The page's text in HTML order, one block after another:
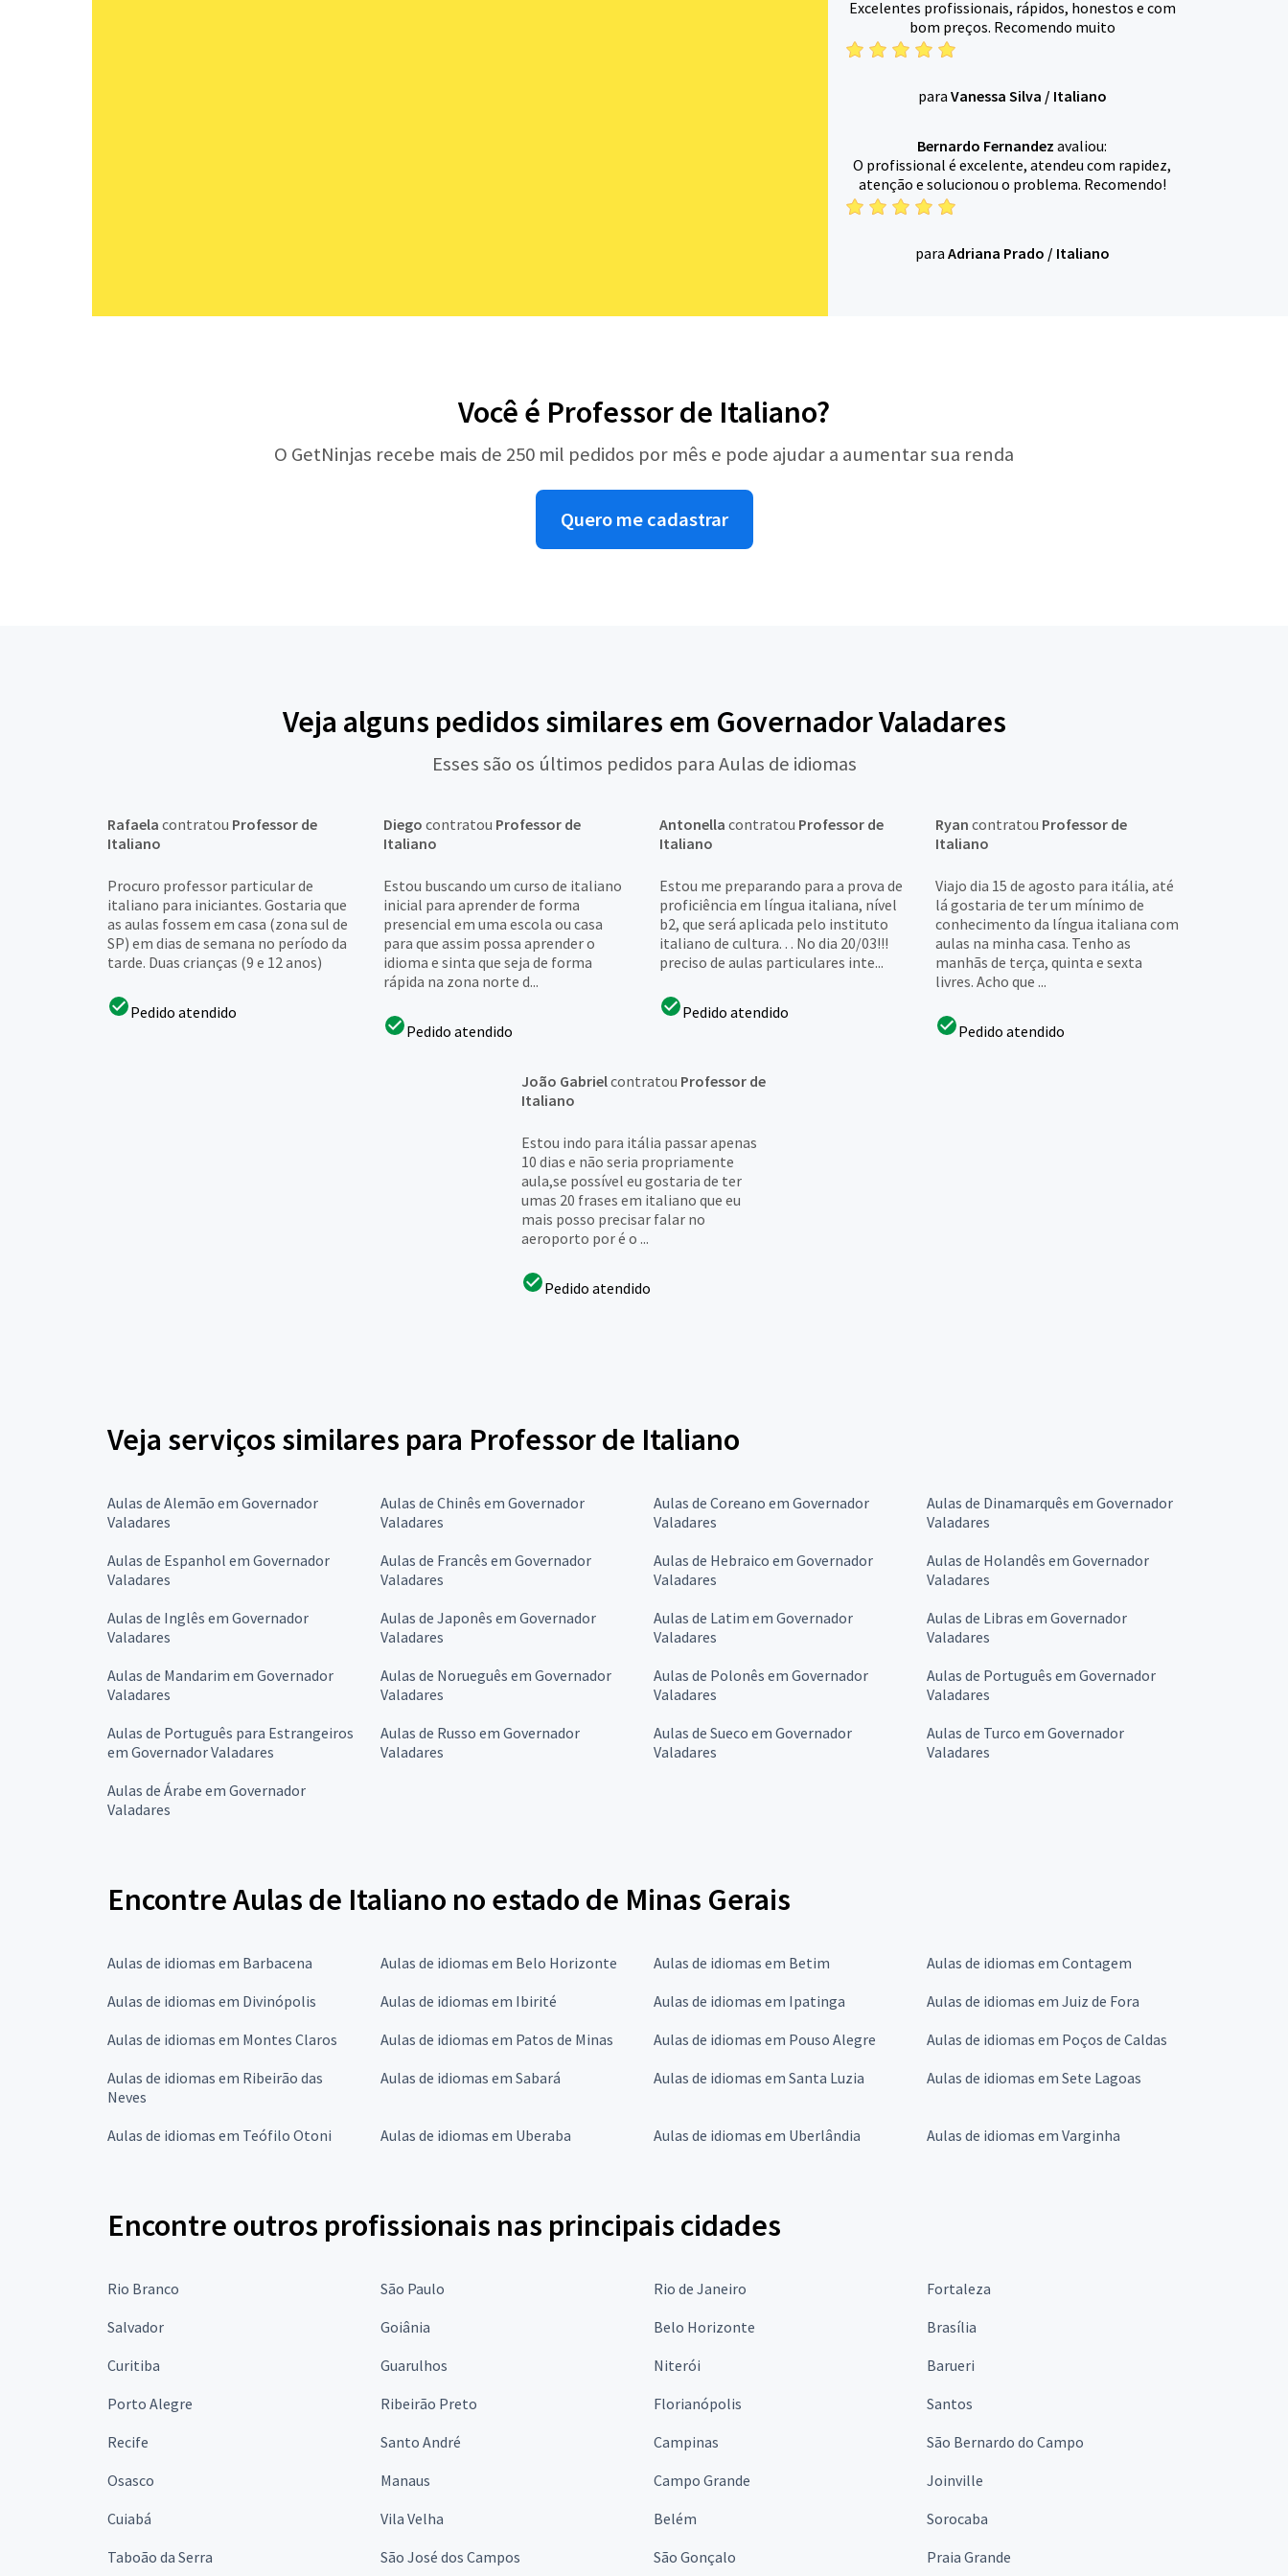
Excelentes profissionais, rápidos, honestos e com
bom preços. Recomendo muito
para Vanessa Silva / Italiano
Bernardo Fernandez avaliou:
O profissional é excelente, atendeu com rapidez,
atenção e solucionou o problema. Recomendo!
para Adriana Prado / Italiano
Você é Professor de Italiano?
O GetNinjas recebe mais de 250 mil pedidos por mês e pode ajudar a aumentar sua renda
Quero me cadastrar
Veja alguns pedidos similares em Governador Valadares
Esses são os últimos pedidos para Aulas de idiomas
Rafaela contratou Professor de
Italiano
Procuro professor particular de
italiano para iniciantes. Gostaria que
as aulas fossem em casa (zona sul de
SP) em dias de semana no período da
tarde. Duas crianças (9 e 12 anos)
Pedido atendido
Diego contratou Professor de
Italiano
Estou buscando um curso de italiano
inicial para aprender de forma
presencial em uma escola ou casa
para que assim possa aprender o
idioma e sinta que seja de forma
rápida na zona norte d...
Pedido atendido
Antonella contratou Professor de
Italiano
Estou me preparando para a prova de
proficiência em língua italiana, nível
b2, que será aplicada pelo instituto
italiano de cultura. . . No dia 20/03!!!
preciso de aulas particulares inte...
Pedido atendido
Ryan contratou Professor de
Italiano
Viajo dia 15 de agosto para itália, até
lá gostaria de ter um mínimo de
conhecimento da língua italiana com
aulas na minha casa. Tenho as
manhãs de terça, quinta e sexta
livres. Acho que ...
Pedido atendido
João Gabrielcontratou Professor de
Italiano
Estou indo para itália passar apenas
10 dias e não seria propriamente
aula,se possível eu gostaria de ter
umas 20 frases em italiano que eu
mais posso precisar falar no
aeroporto por é o ...
Pedido atendido
Veja serviços similares para Professor de Italiano
Aulas de Alemão em Governador
Valadares
Aulas de Chinês em Governador
Valadares
Aulas de Coreano em Governador
Valadares
Aulas de Dinamarquês em Governador
Valadares
Aulas de Espanhol em Governador
Valadares
Aulas de Francês em Governador
Valadares
Aulas de Hebraico em Governador
Valadares
Aulas de Holandês em Governador
Valadares
Aulas de Inglês em Governador
Valadares
Aulas de Japonês em Governador
Valadares
Aulas de Latim em Governador
Valadares
Aulas de Libras em Governador
Valadares
Aulas de Mandarim em Governador
Valadares
Aulas de Norueguês em Governador
Valadares
Aulas de Polonês em Governador
Valadares
Aulas de Português em Governador
Valadares
Aulas de Português para Estrangeiros
em Governador Valadares
Aulas de Russo em Governador
Valadares
Aulas de Sueco em Governador
Valadares
Aulas de Turco em Governador
Valadares
Aulas de Árabe em Governador
Valadares
Encontre Aulas de Italiano no estado de Minas Gerais
Aulas de idiomas em Barbacena Aulas de idiomas em Belo Horizonte Aulas de idiomas em Betim
Aulas de idiomas em Contagem
Aulas de idiomas em Divinópolis
Aulas de idiomas em Ibirité Aulas de idiomas em Ipatinga
Aulas de idiomas em Juiz de Fora
Aulas de idiomas em Montes Claros
Aulas de idiomas em Patos de Minas Aulas de idiomas em Pouso Alegre
Aulas de idiomas em Poços de Caldas
Aulas de idiomas em Ribeirão das
Neves
Aulas de idiomas em Sabará Aulas de idiomas em Santa Luzia Aulas de idiomas em Sete Lagoas
Aulas de idiomas em Teófilo Otoni Aulas de idiomas em Uberaba Aulas de idiomas em Uberlândia Aulas de idiomas em Varginha
Encontre outros profissionais nas principais cidades
Rio Branco São Paulo Rio de Janeiro
Fortaleza
Salvador
Goiânia Belo Horizonte
Brasília
Curitiba
Guarulhos Niterói
Barueri
Porto Alegre
Ribeirão Preto Florianópolis
Santos
Recife
Santo André Campinas
São Bernardo do Campo
Osasco
Manaus Campo Grande
Joinville
Cuiabá
Vila Velha Belém
Sorocaba
Taboão da Serra
São José dos Campos São Gonçalo Praia Grande